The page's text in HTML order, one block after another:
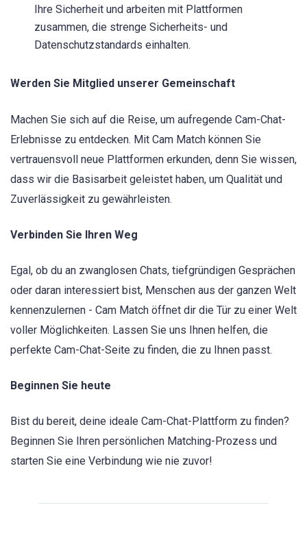
Ihre Sicherheit und arbeiten mit Plattformen
zusammen, die strenge Sicherheits- und
Datenschutzstandards einhalten.
Werden Sie Mitglied unserer Gemeinschaft
Machen Sie sich auf die Reise, um aufregende Cam-Chat-
Erlebnisse zu entdecken. Mit Cam Match können Sie
vertrauensvoll neue Plattformen erkunden, denn Sie wissen,
dass wir die Basisarbeit geleistet haben, um Qualität und
Zuverlässigkeit zu gewährleisten.
Verbinden Sie Ihren Weg
Egal, ob du an zwanglosen Chats, tiefgründigen Gesprächen
oder daran interessiert bist, Menschen aus der ganzen Welt
kennenzulernen - Cam Match öffnet dir die Tür zu einer Welt
voller Möglichkeiten. Lassen Sie uns Ihnen helfen, die
perfekte Cam-Chat-Seite zu finden, die zu Ihnen passt.
Beginnen Sie heute
Bist du bereit, deine ideale Cam-Chat-Plattform zu finden?
Beginnen Sie Ihren persönlichen Matching-Prozess und
starten Sie eine Verbindung wie nie zuvor!